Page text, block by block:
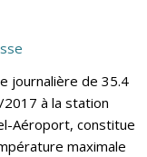
journalière de 35.4
à la station
Aéroport, constitue
maximale